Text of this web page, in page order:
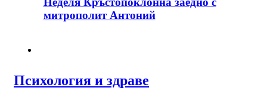
митрополит Антоний
Психология и здраве